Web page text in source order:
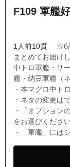
F109 軍艦
1人前10貫
☆6
まとめてお届け
中トロ軍艦・サ
艦・納豆軍艦（ネ
・本マグロ中ト
・ネタの変更は
・『オプション
をお選びください
・「軍艦」には